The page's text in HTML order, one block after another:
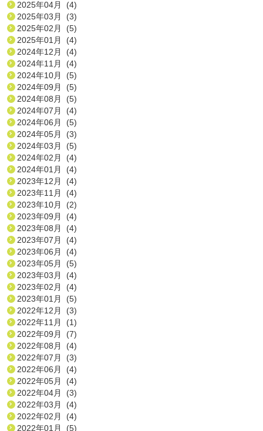
2025年04月 (4)
2025年03月 (3)
2025年02月 (5)
2025年01月 (4)
2024年12月 (4)
2024年11月 (4)
2024年10月 (5)
2024年09月 (5)
2024年08月 (5)
2024年07月 (4)
2024年06月 (5)
2024年05月 (3)
2024年03月 (5)
2024年02月 (4)
2024年01月 (4)
2023年12月 (4)
2023年11月 (4)
2023年10月 (2)
2023年09月 (4)
2023年08月 (4)
2023年07月 (4)
2023年06月 (4)
2023年05月 (5)
2023年03月 (4)
2023年02月 (4)
2023年01月 (5)
2022年12月 (3)
2022年11月 (1)
2022年09月 (7)
2022年08月 (4)
2022年07月 (3)
2022年06月 (4)
2022年05月 (4)
2022年04月 (3)
2022年03月 (4)
2022年02月 (4)
2022年01月 (5)